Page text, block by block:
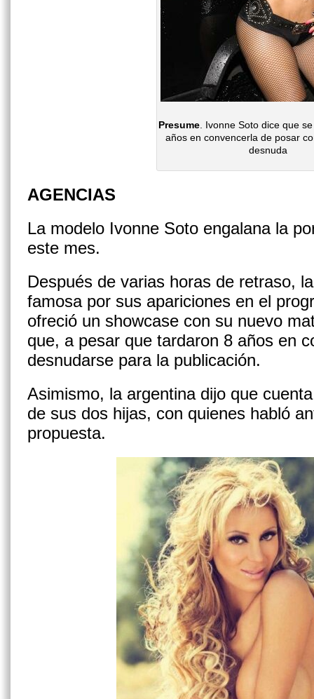
Presume . Ivonne Soto dice que
años en convencerla de posar
desnuda
AGENCIAS
La modelo Ivonne Soto engalana la
este mes.
Después de varias horas de retraso,
famosa por sus apariciones en el
ofreció un showcase con su nuevo
que, a pesar que tardaron 8 años en
desnudarse para la publicación.
Asimismo, la argentina dijo que
de sus dos hijas, con quienes habló
propuesta.